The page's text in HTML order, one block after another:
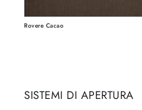
Rovere Cacao
SISTEMI DI APERTURA